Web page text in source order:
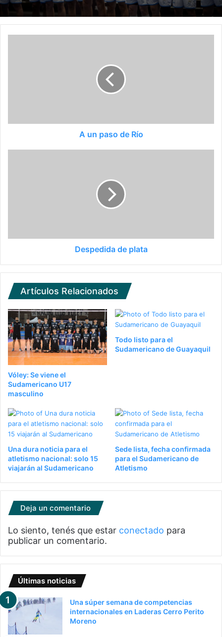
A un paso de Río
Despedida de plata
Artículos Relacionados
Vóley: Se viene el
Sudamericano U17
masculino
Todo listo para el
Sudamericano de Guayaquil
Una dura noticia para el
atletismo nacional: solo 15
viajarán al Sudamericano
Sede lista, fecha confirmada
para el Sudamericano de
Atletismo
Deja un comentario
Lo siento, tenés que estar conectado para
publicar un comentario.
Últimas noticias
Una súper semana de competencias
internacionales en Laderas Cerro Perito
Moreno